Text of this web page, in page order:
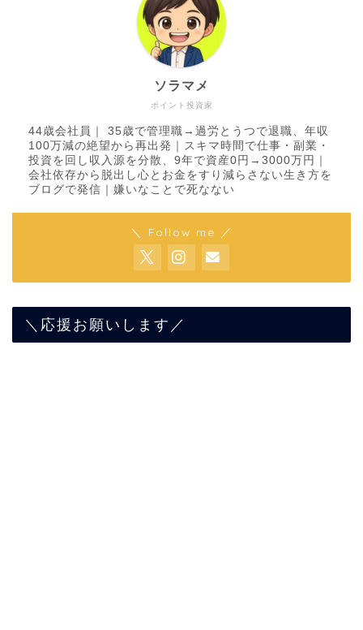
ポイント投資家
ソラマメ
44歳会社員｜ 35歳で管理職→過労とうつで退職、年収
100万減の絶望から再出発｜スキマ時間で仕事・副業・
投資を回し収入源を分散、9年で資産0円→3000万円｜
会社依存から脱出し心とお金をすり減らさない生き方を
ブログで発信｜嫌いなことで死なない
＼ Follow me ／
＼応援お願いします／